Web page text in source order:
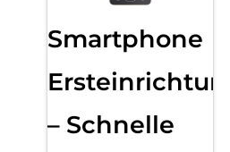
Smartphone
Ersteinrichtung
– Schnelle